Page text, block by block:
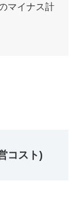
マイナス計
コスト)